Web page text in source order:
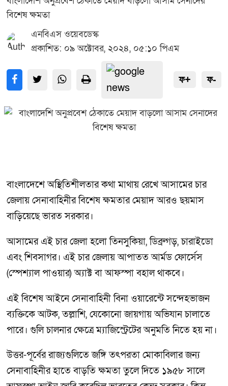
বিশেষ ক্ষমতা
এনবিএস ওয়েবডেস্ক
প্রকাশিত: ০৯ অক্টোবর, ২০২৪, ০৫:১০ পিএম
ফ+ ফ-
বাংলাদেশে অস্থিতিশীলতার কথা মাথায় রেখে আসামের চার
জেলায় সেনাবাহিনীর বিশেষ ক্ষমতার মেয়াদ আরও ছয়মাস
বাড়িয়েছে ভারত সরকার।
আসামের এই চার জেলা হলো তিনসুকিয়া, ডিব্রুগড়, চারাইডো
এবং শিবসাগর। এই চার জেলায় আপাতত আর্মড ফোর্সেস
(স্পেশ্যাল পাওয়ার) অ্যাক্ট বা আফস্পা বহাল থাকবে।
এই বিশেষ আইনে সেনাবাহিনী বিনা ওয়ারেন্টে সন্দেহভাজন
ব্যক্তিকে আটক, তল্লাশি, যেকোনো জায়গায় অভিযান চালাতে
পারে। গুলি চালনার ক্ষেত্রে ম্যাজিস্ট্রেটের অনুমতি নিতে হয় না।
উত্তর-পূর্বের রাজ্যগুলিতে জঙ্গি তৎপরতা মোকাবিলার জন্য
সেনাবাহিনীর হাতে বাড়তি ক্ষমতা তুলে দিতে ১৯৫৮ সালে